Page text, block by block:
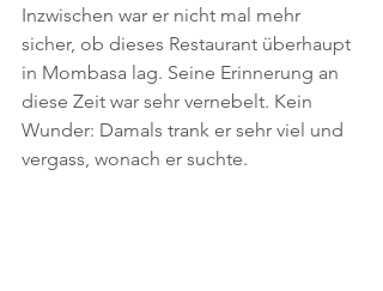
Inzwischen war er nicht mal mehr
sicher, ob dieses Restaurant überhaupt
in Mombasa lag. Seine Erinnerung an
diese Zeit war sehr vernebelt. Kein
Wunder: Damals trank er sehr viel und
vergass, wonach er suchte.